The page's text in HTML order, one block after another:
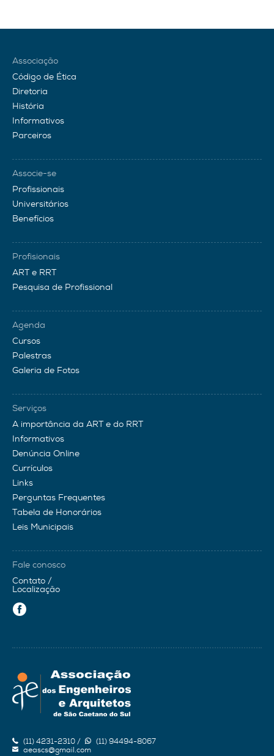
Associação
Código de Ética
Diretoria
História
Informativos
Parceiros
Associe-se
Profissionais
Universitários
Benefícios
Profisionais
ART e RRT
Pesquisa de Profissional
Agenda
Cursos
Palestras
Galeria de Fotos
Serviços
A importância da ART e do RRT
Informativos
Denúncia Online
Currículos
Links
Perguntas Frequentes
Tabela de Honorários
Leis Municipais
Fale conosco
Contato /
Localização
(11) 4231-2310 /
(11) 94494-8067
aeascs@gmail.com